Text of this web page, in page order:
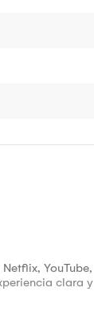
YouTube,
clara y